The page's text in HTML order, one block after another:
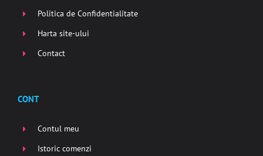
Politica de Confidentialitate
Harta site-ului
Contact
CONT
Contul meu
Istoric comenzi